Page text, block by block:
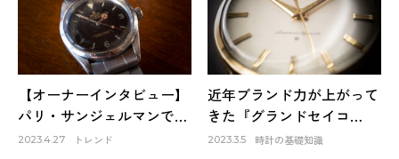
【オーナーインタビュー】
パリ・サンジェルマンで出
会ったロレックスは生涯1
2023.4.27 トレンド
近年ブランド力が上がって
きた『グランドセイコ
ー』。そのファーストモデ
2023.3.5 時計の基礎知識